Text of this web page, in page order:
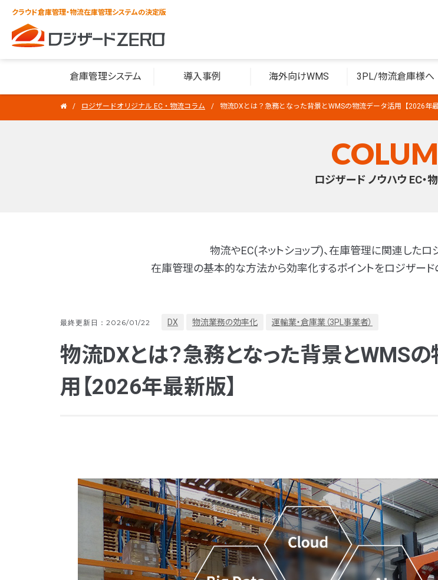
クラウド倉庫管理・物流在庫管理システムの決定版
倉庫管理システム 導入事例 海外向けWMS 3PL/物流倉庫様へ
ロジザードオリジナル EC・物流コラム 物流DXとは？急務となった背景とWMSの物流データ活用【2026年最
ロジザード ノウハウ EC・
物流やEC(ネットショップ)、在庫管理に関連したロ
在庫管理の基本的な方法から効率化するポイントをロジザード
最終更新日：2026/01/22 DX 物流業務の効率化 運輸業・倉庫業（3PL事業者）
物流DXとは？急務となった背景とWMS
用【2026年最新版】